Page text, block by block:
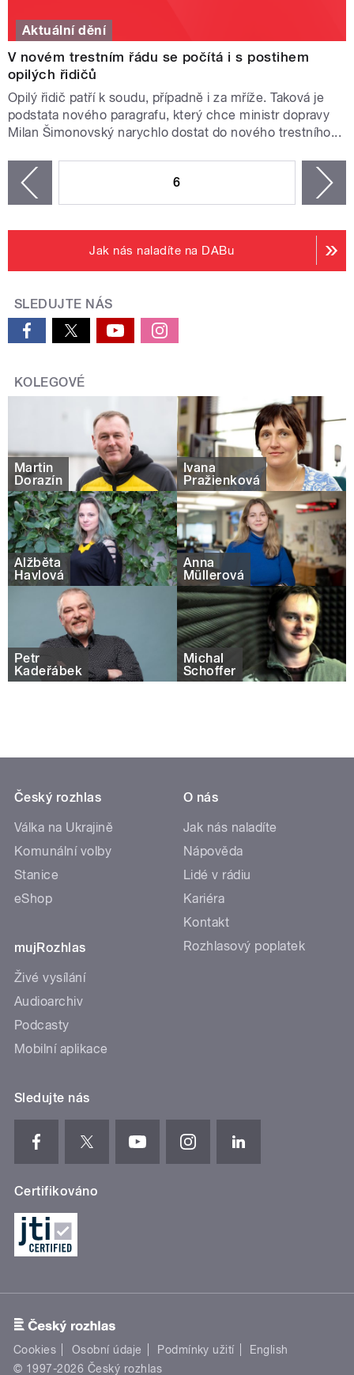
Aktuální dění
V novém trestním řádu se počítá i s postihem
opilých řidičů
Opilý řidič patří k soudu, případně i za mříže. Taková je
podstata nového paragrafu, který chce ministr dopravy
Milan Šimonovský narychlo dostat do nového trestního...
6
Jak nás naladíte na DABu
SLEDUJTE NÁS
KOLEGOVÉ
Martin
Dorazín
Ivana
Pražienková
Alžběta
Havlová
Anna
Müllerová
Petr
Kadeřábek
Michal
Schoffer
Český rozhlas
Válka na Ukrajině
Komunální volby
Stanice
eShop
mujRozhlas
Živé vysílání
Audioarchiv
Podcasty
Mobilní aplikace
O nás
Jak nás naladíte
Nápověda
Lidé v rádiu
Kariéra
Kontakt
Rozhlasový poplatek
Sledujte nás
Certifikováno
Cookies Osobní údaje Podmínky užití
English
© 1997-2026 Český rozhlas